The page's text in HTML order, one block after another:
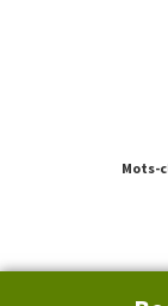
Mots-